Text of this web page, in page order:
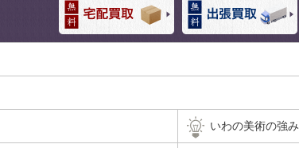
いわの美術の強み